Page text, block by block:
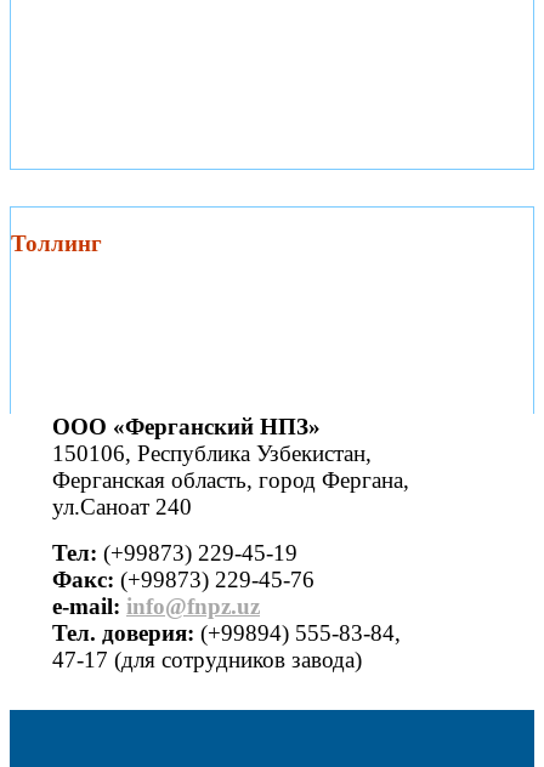
Толлинг
ООО «Ферганский НПЗ»
150106, Республика Узбекистан,
Ферганская область, город Фергана,
ул.Саноат 240
Тел: (+99873) 229-45-19
Факс: (+99873) 229-45-76
е-mail: info@fnpz.uz
Тел. доверия: (+99894) 555-83-84,
47-17 (для сотрудников завода)